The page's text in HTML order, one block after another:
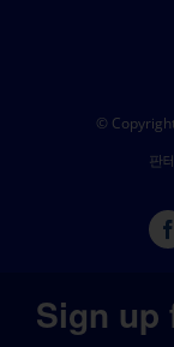
©
판
Sign up